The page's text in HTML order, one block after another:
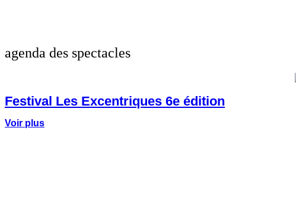
agenda des spectacles
Festival Les Excentriques 6e édition
Voir plus